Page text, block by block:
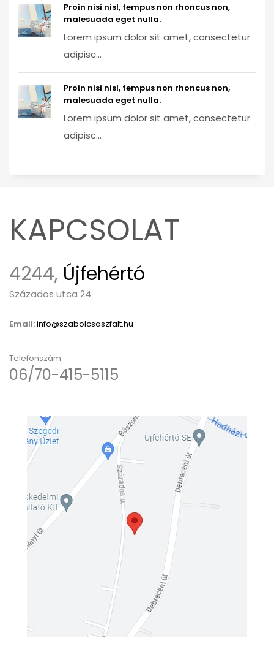
Proin nisi nisl, tempus non rhoncus non,
malesuada eget nulla.
Lorem ipsum dolor sit amet, consectetur
adipisc...
Proin nisi nisl, tempus non rhoncus non,
malesuada eget nulla.
Lorem ipsum dolor sit amet, consectetur
adipisc...
KAPCSOLAT
4244, Újfehértó
Százados utca 24.
Email:info@szabolcsaszfalt.hu
Telefonszám:
06/70-415-5115